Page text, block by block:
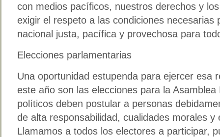
con medios pacíficos, nuestros derechos y
exigir el respeto a las condiciones necesarias
nacional justa, pacífica y provechosa para
Elecciones parlamentarias
Una oportunidad estupenda para ejercer esa
este año son las elecciones para la
políticos deben postular a personas
de alta responsabilidad, cualidades morales
Llamamos a todos los electores a participar,